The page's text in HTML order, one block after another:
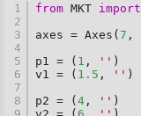
1
2
3
4
5
6
7
8
from MKT import
axes = Axes( 7 ,
p1 = ( 1 , '' )
v1 = ( 1.5 , '' )
p2 = ( 4 , '' )